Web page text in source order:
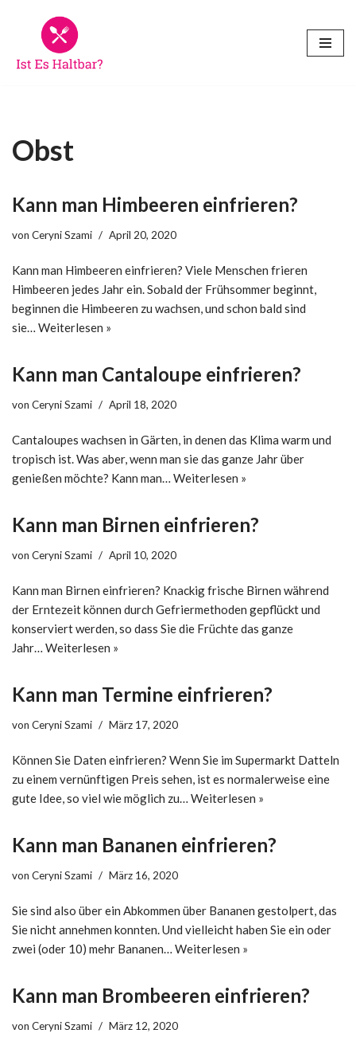
Inhalt
Obst
Kann man Himbeeren einfrieren?
von Ceryni Szami April 20, 2020
Kann man Himbeeren einfrieren? Viele Menschen frieren
Himbeeren jedes Jahr ein. Sobald der Frühsommer beginnt,
beginnen die Himbeeren zu wachsen, und schon bald sind
sie… Weiterlesen »
Kann man Cantaloupe einfrieren?
von Ceryni Szami April 18, 2020
Cantaloupes wachsen in Gärten, in denen das Klima warm und
tropisch ist. Was aber, wenn man sie das ganze Jahr über
genießen möchte? Kann man… Weiterlesen »
Kann man Birnen einfrieren?
von Ceryni Szami April 10, 2020
Kann man Birnen einfrieren? Knackig frische Birnen während
der Erntezeit können durch Gefriermethoden gepflückt und
konserviert werden, so dass Sie die Früchte das ganze
Jahr… Weiterlesen »
Kann man Termine einfrieren?
von Ceryni Szami März 17, 2020
Können Sie Daten einfrieren? Wenn Sie im Supermarkt Datteln
zu einem vernünftigen Preis sehen, ist es normalerweise eine
gute Idee, so viel wie möglich zu… Weiterlesen »
Kann man Bananen einfrieren?
von Ceryni Szami März 16, 2020
Sie sind also über ein Abkommen über Bananen gestolpert, das
Sie nicht annehmen konnten. Und vielleicht haben Sie ein oder
zwei (oder 10) mehr Bananen… Weiterlesen »
Kann man Brombeeren einfrieren?
von Ceryni Szami März 12, 2020